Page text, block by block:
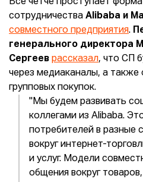
сотрудничества Alibaba и
совместного предприятия.
генерального директора
Сергеев рассказал, что СП
через медиаканалы, а также
групповых покупок.
"Мы будем развивать
коллегами из Alibaba.
потребителей в разные
вокруг интернет-
и услуг. Модели
общения вокруг